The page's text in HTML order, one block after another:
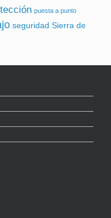
puesta a punto
seguridad Sierra de